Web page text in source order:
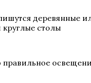
деревянные
столы